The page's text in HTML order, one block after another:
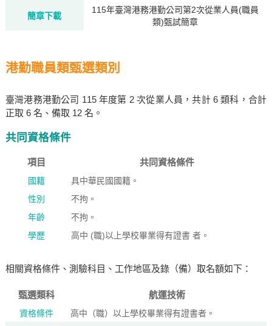
簡章下載
115年臺灣港務港勤公司第2次從業人員(職員
類)甄試簡章
港勤職員類甄選類別
臺灣港務港勤公司 115 年度第 2 次從業人員，共計 6 類科，合計
正取 6 名、備取 12 名。
共同資格條件
項目 共同資格條件
國籍
具中華民國國籍。
性別
不拘。
年齡
不拘。
學歷
高中 (職)以上學校畢業得有證書 者。
相關資格條件、測驗科目、工作地區及錄（備）取名額如下：
甄選類科 航運技術
資格條件 高中（職）以上學校畢業得有證書者。